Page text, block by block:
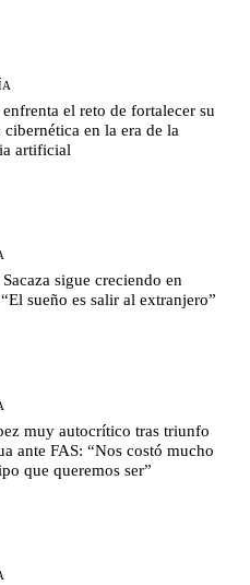
el reto de fortalecer su
cibernética en la era de la
artificial
sigue creciendo en
sueño es salir al extranjero”
muy autocrítico tras triunfo
ante FAS: “Nos costó mucho
que queremos ser”